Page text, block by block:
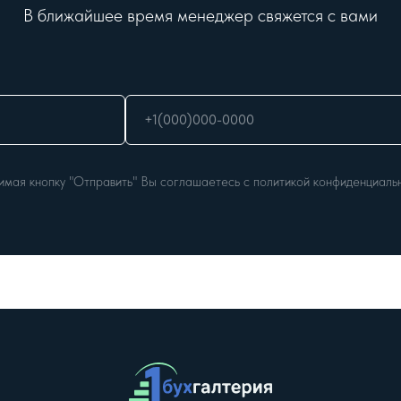
В ближайшее время менеджер свяжется с вами
кнопку "Отправить" Вы соглашаетесь с политикой